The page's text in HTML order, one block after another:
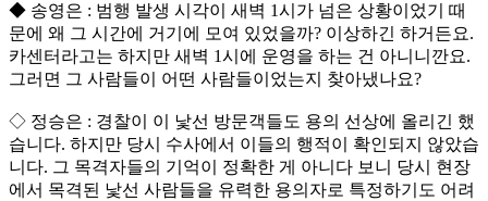
◆ 송영은 : 범행 발생 시각이 새벽 1시가 넘은 상황이었기 때
문에 왜 그 시간에 거기에 모여 있었을까? 이상하긴 하거든요.
카센터라고는 하지만 새벽 1시에 운영을 하는 건 아니니깐요.
그러면 그 사람들이 어떤 사람들이었는지 찾아냈나요?
◇ 정승은 : 경찰이 이 낯선 방문객들도 용의 선상에 올리긴 했
습니다. 하지만 당시 수사에서 이들의 행적이 확인되지 않았습
니다. 그 목격자들의 기억이 정확한 게 아니다 보니 당시 현장
에서 목격된 낯선 사람들을 유력한 용의자로 특정하기도 어려